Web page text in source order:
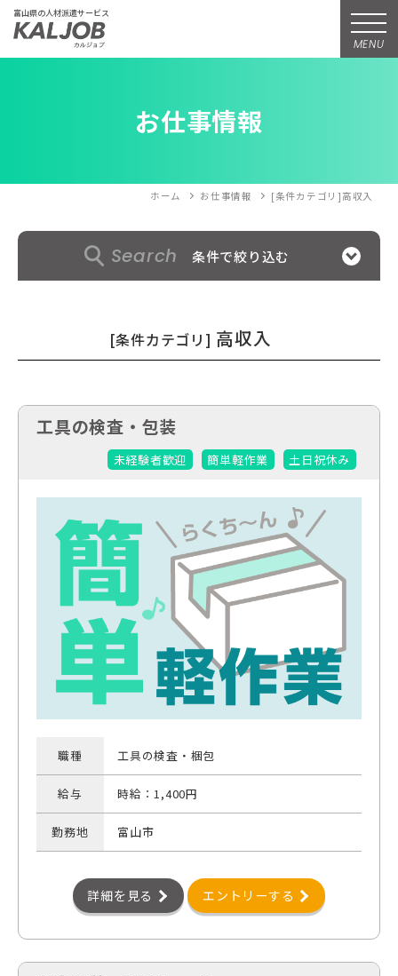
富山県の人材派遣サービス
MENU
お仕事情報
ホーム お仕事情報 [条件カテゴリ]高収入
Search 条件で絞り込む
[条件カテゴリ] 高収入
工具の検査・包装
未経験者歓迎 簡単軽作業 土日祝休み
職種 工具の検査・梱包
給与 時給：1,400円
勤務地 富山市
詳細を見る エントリーする